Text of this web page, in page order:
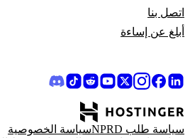
اتصل بنا
أبلغ عن إساءة
سياسة طلب NPRD
سياسة الخصوصية